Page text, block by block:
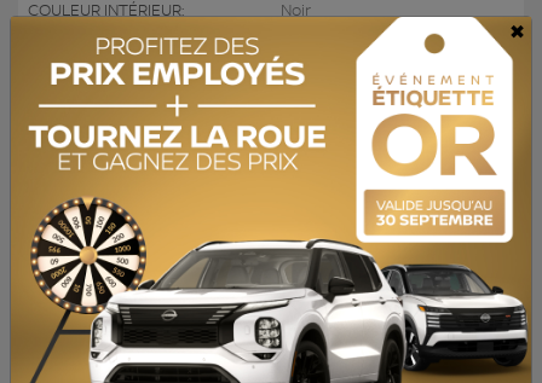
COULEUR INTÉRIEUR: Noir
PASSAGERS :
NUMÉRO DE STOCK :
NIV : KM8JBCDE1RU323657
Caméra de recul, Système de navigation, Bluetooth, Sièges
Chauffants ACHAT 100% EN LIGNE disponible. QUALITÉ CERTIFIÉE :
Inspection en plus de 150 points et satisfaction garantie 7 jours ou
argent remis. MEILLEUR TAUX : Obtenez le meilleur taux de
financement et même une 2e ou 3e chance au crédit. Obtenez
toujours plus pour votre VÉHICULE D’ÉCHANGE. 30
concessionnaires pour mieux vous servir! HGRÉGOIRE :
Récipiendaire du CHOIX DU CONSOMMATEUR depuis plus de 15 ans.
×